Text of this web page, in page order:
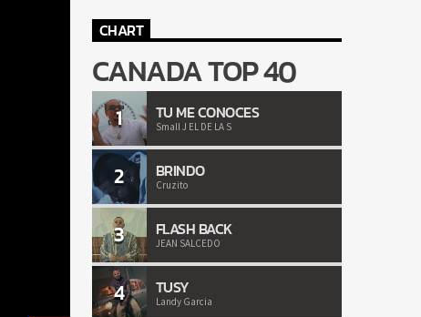
CHART
CANADA TOP 40
1 TU ME CONOCES
Small J EL DE LA S
2 BRINDO
Cruzito
3 FLASH BACK
JEAN SALCEDO
4 TUSY
Landy Garcia